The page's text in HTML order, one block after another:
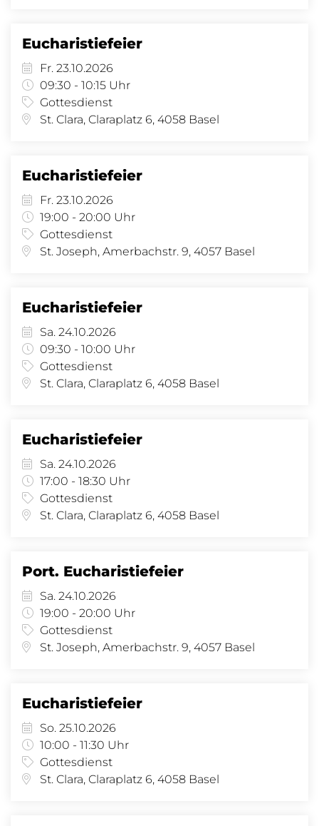
Eucharistiefeier
Fr. 23.10.2026
09:30 - 10:15 Uhr
Gottesdienst
St. Clara, Claraplatz 6, 4058 Basel
Eucharistiefeier
Fr. 23.10.2026
19:00 - 20:00 Uhr
Gottesdienst
St. Joseph, Amerbachstr. 9, 4057 Basel
Eucharistiefeier
Sa. 24.10.2026
09:30 - 10:00 Uhr
Gottesdienst
St. Clara, Claraplatz 6, 4058 Basel
Eucharistiefeier
Sa. 24.10.2026
17:00 - 18:30 Uhr
Gottesdienst
St. Clara, Claraplatz 6, 4058 Basel
Port. Eucharistiefeier
Sa. 24.10.2026
19:00 - 20:00 Uhr
Gottesdienst
St. Joseph, Amerbachstr. 9, 4057 Basel
Eucharistiefeier
So. 25.10.2026
10:00 - 11:30 Uhr
Gottesdienst
St. Clara, Claraplatz 6, 4058 Basel